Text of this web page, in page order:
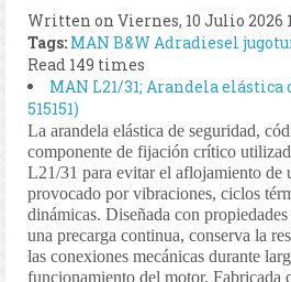
Written on Viernes, 10 Julio 2026
Tags: MAN B&WAdradiesel
Read 149 times
MAN L21/31; Arandela elástica
515151)
La arandela elástica de seguridad,
componente de fijación crítico
L21/31 para evitar el aflojamiento de
provocado por vibraciones, ciclos
dinámicas. Diseñada con
una precarga continua, conserva la
las conexiones mecánicas durante
funcionamiento del motor. Fabricada